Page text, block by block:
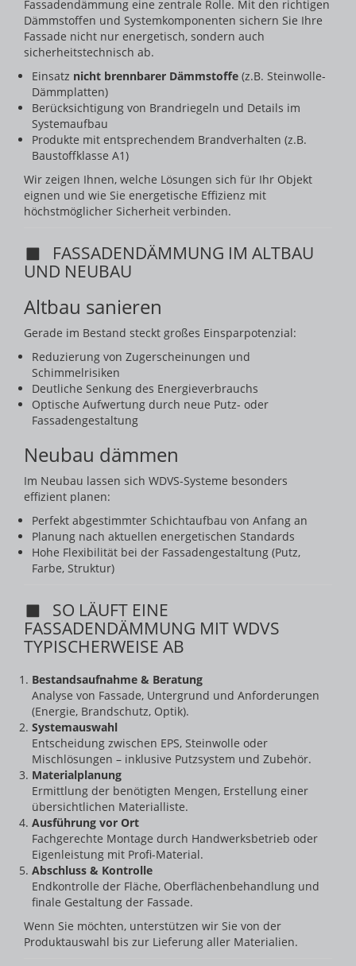
Fassadendämmung eine zentrale Rolle. Mit den richtigen
Dämmstoffen und Systemkomponenten sichern Sie Ihre
Fassade nicht nur energetisch, sondern auch
sicherheitstechnisch ab.
Einsatz nicht brennbarer Dämmstoffe (z.B. Steinwolle-
Dämmplatten)
Berücksichtigung von Brandriegeln und Details im
Systemaufbau
Produkte mit entsprechendem Brandverhalten (z.B.
Baustoffklasse A1)
Wir zeigen Ihnen, welche Lösungen sich für Ihr Objekt
eignen und wie Sie energetische Effizienz mit
höchstmöglicher Sicherheit verbinden.
FASSADENDÄMMUNG IM ALTBAU
UND NEUBAU
Altbau sanieren
Gerade im Bestand steckt großes Einsparpotenzial:
Reduzierung von Zugerscheinungen und
Schimmelrisiken
Deutliche Senkung des Energieverbrauchs
Optische Aufwertung durch neue Putz- oder
Fassadengestaltung
Neubau dämmen
Im Neubau lassen sich WDVS-Systeme besonders
effizient planen:
Perfekt abgestimmter Schichtaufbau von Anfang an
Planung nach aktuellen energetischen Standards
Hohe Flexibilität bei der Fassadengestaltung (Putz,
Farbe, Struktur)
SO LÄUFT EINE
FASSADENDÄMMUNG MIT WDVS
TYPISCHERWEISE AB
Bestandsaufnahme & Beratung
Analyse von Fassade, Untergrund und Anforderungen
(Energie, Brandschutz, Optik).
Systemauswahl
Entscheidung zwischen EPS, Steinwolle oder
Mischlösungen – inklusive Putzsystem und Zubehör.
Materialplanung
Ermittlung der benötigten Mengen, Erstellung einer
übersichtlichen Materialliste.
Ausführung vor Ort
Fachgerechte Montage durch Handwerksbetrieb oder
Eigenleistung mit Profi-Material.
Abschluss & Kontrolle
Endkontrolle der Fläche, Oberflächenbehandlung und
finale Gestaltung der Fassade.
Wenn Sie möchten, unterstützen wir Sie von der
Produktauswahl bis zur Lieferung aller Materialien.